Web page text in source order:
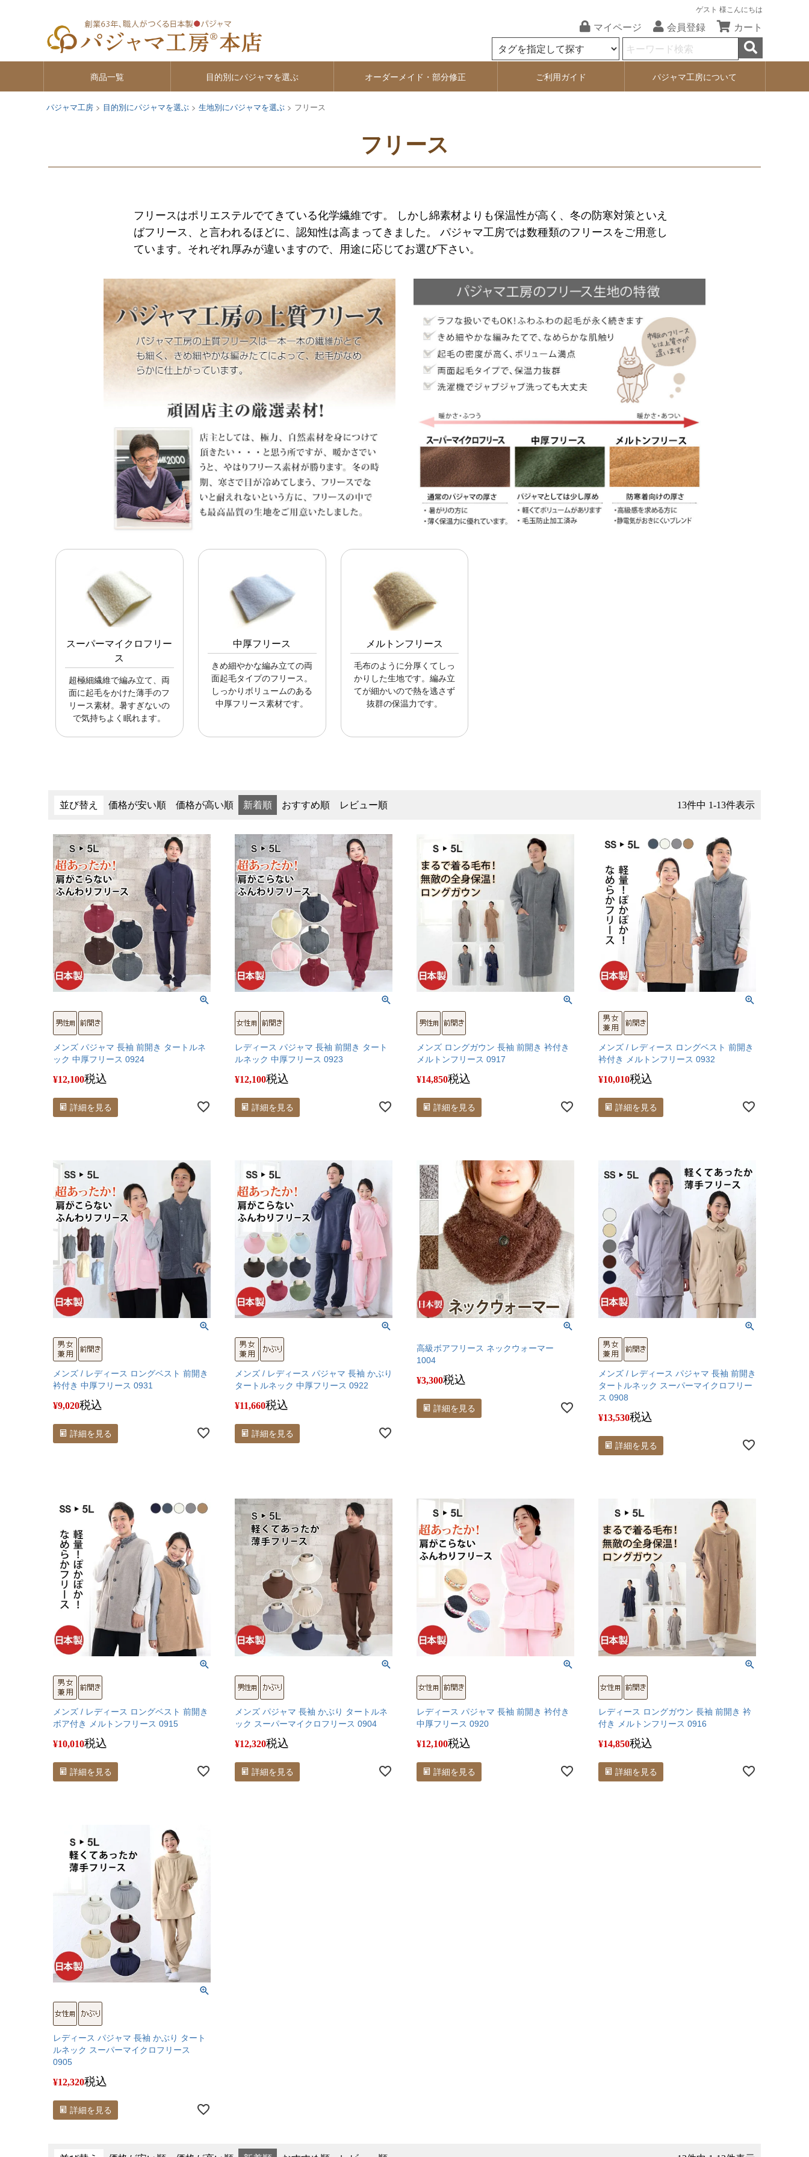
ゲスト 様こんにちは
マイページ 会員登録 カート
商品一覧 目的別にパジャマを選ぶ オーダーメイド・部分修正 ご利用ガイド パジャマ工房について
パジャマ工房 目的別にパジャマを選ぶ 生地別にパジャマを選ぶ フリース
フリース
フリースはポリエステルでてきている化学繊維です。 しかし綿素材よりも保温性が高く、冬の防寒対策といえ
ばフリース、と言われるほどに、認知性は高まってきました。 パジャマ工房では数種類のフリースをご用意し
ています。それぞれ厚みが違いますので、用途に応じてお選び下さい。
スーパーマイクロフリー
ス
超極細繊維で編み立て、両
面に起毛をかけた薄手のフ
リース素材。暑すぎないの
で気持ちよく眠れます。
中厚フリース
きめ細やかな編み立ての両
面起毛タイプのフリース。
しっかりボリュームのある
中厚フリース素材です。
メルトンフリース
毛布のように分厚くてしっ
かりした生地です。編み立
てが細かいので熱を逃さず
抜群の保温力です。
並び替え 価格が安い順 価格が高い順 新着順 おすすめ順 レビュー順 13件中 1-13件表示
メンズ パジャマ 長袖 前開き タートルネ
ック 中厚フリース 0924
¥12,100税込
詳細を見る
レディース パジャマ 長袖 前開き タート
ルネック 中厚フリース 0923
¥12,100税込
詳細を見る
メンズ ロングガウン 長袖 前開き 衿付き
メルトンフリース 0917
¥14,850税込
詳細を見る
メンズ / レディース ロングベスト 前開き
衿付き メルトンフリース 0932
¥10,010税込
詳細を見る
メンズ / レディース ロングベスト 前開き
衿付き 中厚フリース 0931
¥9,020税込
詳細を見る
メンズ / レディース パジャマ 長袖 かぶり
タートルネック 中厚フリース 0922
¥11,660税込
詳細を見る
高級ボアフリース ネックウォーマー
1004
¥3,300税込
詳細を見る
メンズ / レディース パジャマ 長袖 前開き
タートルネック スーパーマイクロフリー
ス 0908
¥13,530税込
詳細を見る
メンズ / レディース ロングベスト 前開き
ボア付き メルトンフリース 0915
¥10,010税込
詳細を見る
メンズ パジャマ 長袖 かぶり タートルネ
ック スーパーマイクロフリース 0904
¥12,320税込
詳細を見る
レディース パジャマ 長袖 前開き 衿付き
中厚フリース 0920
¥12,100税込
詳細を見る
レディース ロングガウン 長袖 前開き 衿
付き メルトンフリース 0916
¥14,850税込
詳細を見る
レディース パジャマ 長袖 かぶり タート
ルネック スーパーマイクロフリース
0905
¥12,320税込
詳細を見る